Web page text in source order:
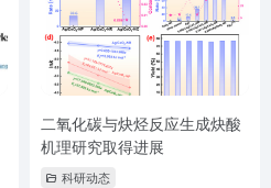
二氧化碳与炔烃反应生成炔酸
机理研究取得进展
科研动态